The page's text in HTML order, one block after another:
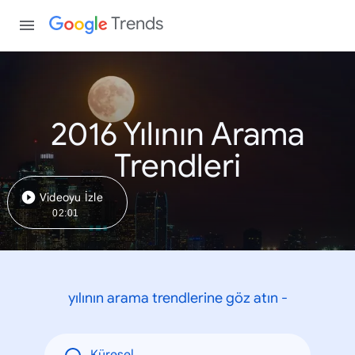
Trends
2016 Yılının Arama
Trendleri
Videoyu İzle
02:01
yılının arama trendlerine göz atın -